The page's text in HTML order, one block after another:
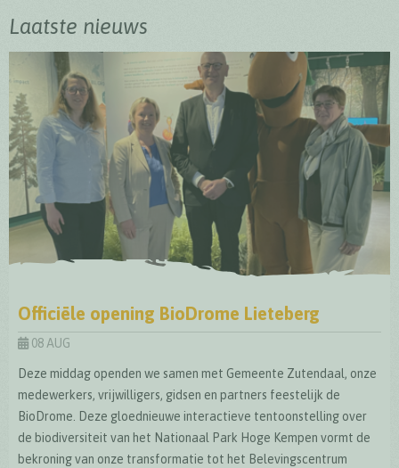
Laatste nieuws
Officiële opening BioDrome Lieteberg
08 AUG
Deze middag openden we samen met Gemeente Zutendaal, onze
medewerkers, vrijwilligers, gidsen en partners feestelijk de
BioDrome. Deze gloednieuwe interactieve tentoonstelling over
de biodiversiteit van het Nationaal Park Hoge Kempen vormt de
bekroning van onze transformatie tot het Belevingscentrum